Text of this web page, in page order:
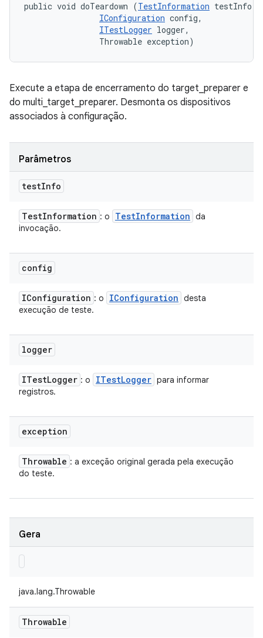
public void doTeardown (TestInformation testInfo,
IConfiguration config,
ITestLogger logger,
                Throwable exception)
Execute a etapa de encerramento do target_preparer e
do multi_target_preparer. Desmonta os dispositivos
associados à configuração.
Parâmetros
testInfo
TestInformation : o TestInformation da
invocação.
config
IConfiguration : o IConfiguration desta
execução de teste.
logger
ITestLogger : o ITestLogger para informar
registros.
exception
Throwable : a exceção original gerada pela execução
do teste.
Gera
java.lang.Throwable
Throwable